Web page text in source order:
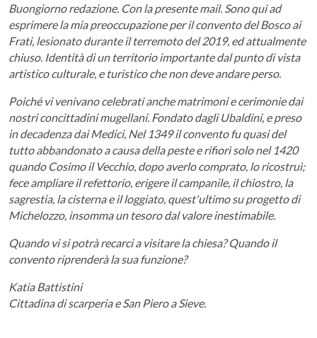
Buongiorno redazione. Con la presente mail. Sono qui ad
esprimere la mia preoccupazione per il convento del Bosco ai
Frati, lesionato durante il terremoto del 2019, ed attualmente
chiuso. Identità di un territorio importante dal punto di vista
artistico culturale, e turistico che non deve andare perso.
Poiché vi venivano celebrati anche matrimoni e cerimonie dai
nostri concittadini mugellani. Fondato dagli Ubaldini, e preso
in decadenza dai Medici, Nel 1349 il convento fu quasi del
tutto abbandonato a causa della peste e rifiorì solo nel 1420
quando Cosimo il Vecchio, dopo averlo comprato, lo ricostruì;
fece ampliare il refettorio, erigere il campanile, il chiostro, la
sagrestia, la cisterna e il loggiato, quest'ultimo su progetto di
Michelozzo, insomma un tesoro dal valore inestimabile.
Quando vi si potrà recarci a visitare la chiesa? Quando il
convento riprenderà la sua funzione?
Katia Battistini
Cittadina di scarperia e San Piero a Sieve.